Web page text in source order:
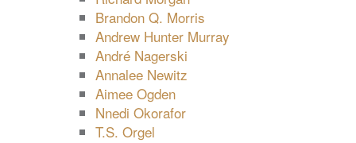
Brandon Q. Morris
Andrew Hunter Murray
André Nagerski
Annalee Newitz
Aimee Ogden
Nnedi Okorafor
T.S. Orgel